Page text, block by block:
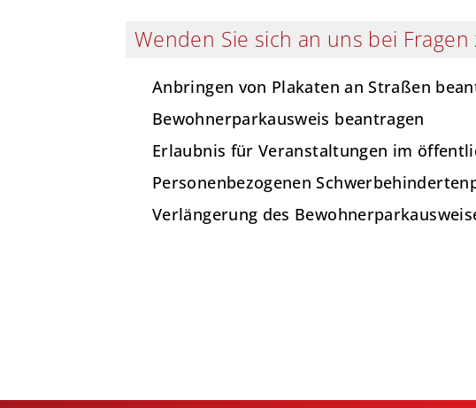
Wenden Sie sich an uns bei Fragen
Anbringen von Plakaten an Straßen
Bewohnerparkausweis beantragen
Erlaubnis für Veranstaltungen im
Personenbezogenen
Verlängerung des